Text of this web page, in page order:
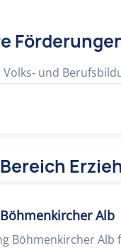
Volks- und
Alb
Böhmenkircher